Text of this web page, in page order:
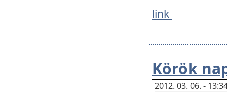
link
Körök
2012. 03. 06. -